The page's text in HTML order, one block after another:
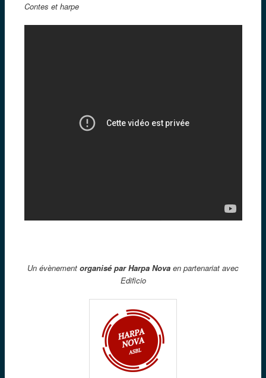
Contes et harpe
Un évènement organisé par Harpa Nova en partenariat avec
Edificio